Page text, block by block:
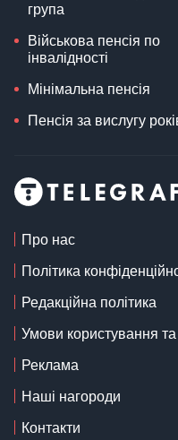
група
Військова пенсія по
інвалідності
Мінімальна пенсія
Пенсія за вислугу
Про нас
Політика
Редакційна політика
Умови користування
Реклама
Наші нагороди
Контакти